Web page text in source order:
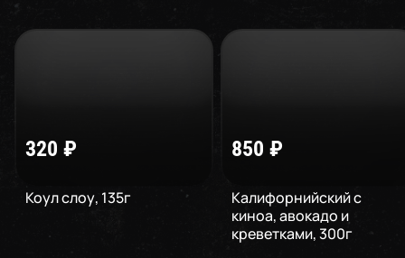
320 ₽
Коул слоу, 135г
850 ₽
Калифорнийский с
киноа, авокадо и
креветками,300г